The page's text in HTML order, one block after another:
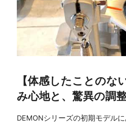
【体感したことのな
み心地と、驚異の調整
DEMONシリーズの初期モデル